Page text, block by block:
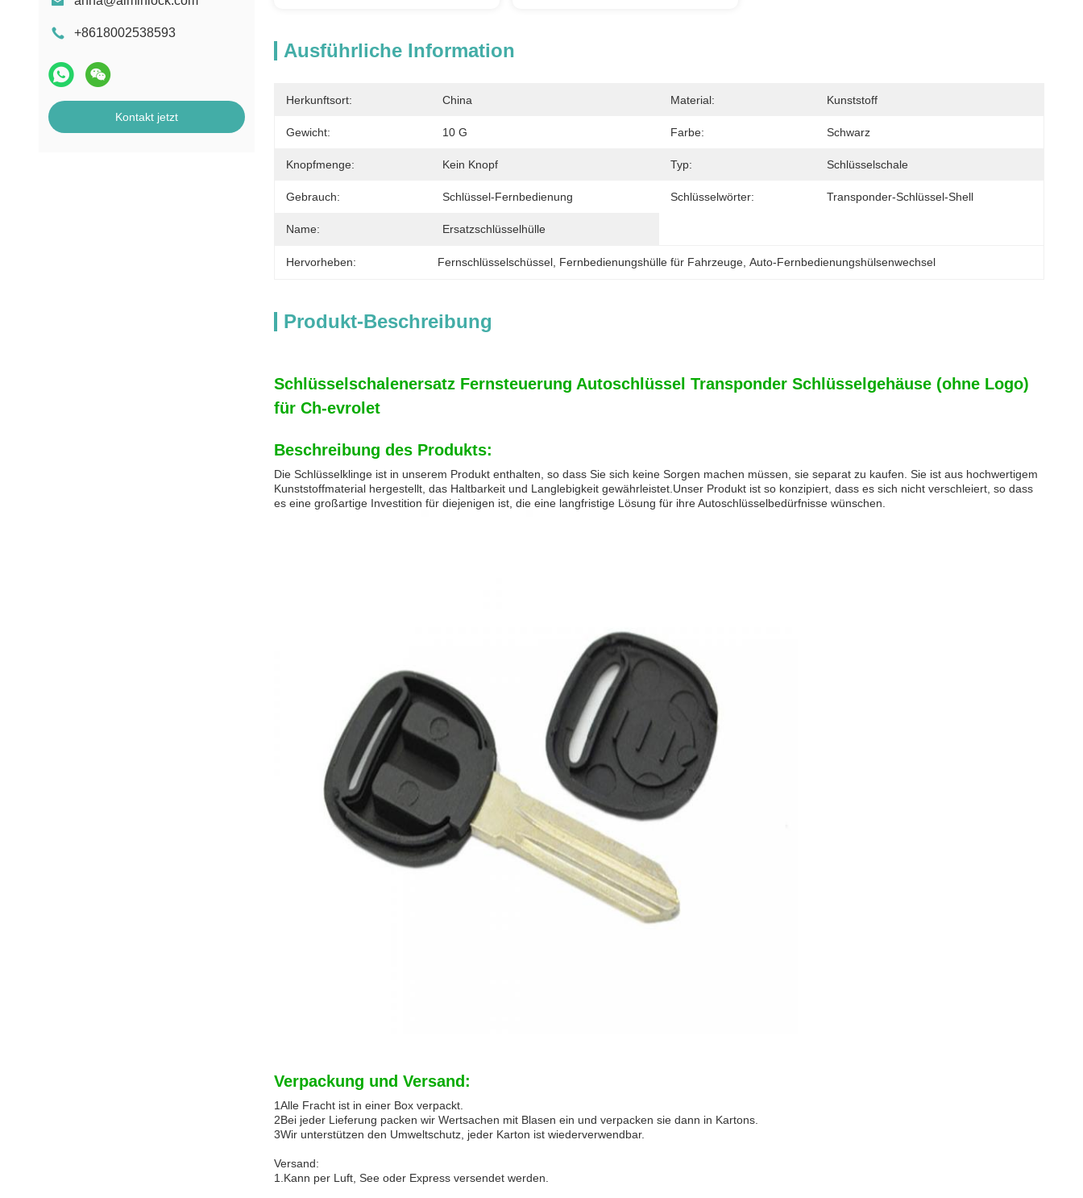
+8618002538593
Kontakt jetzt
Ausführliche Information
Herkunftsort: China Material: Kunststoff
Gewicht: 10 G Farbe: Schwarz
Knopfmenge: Kein Knopf Typ: Schlüsselschale
Gebrauch: Schlüssel-Fernbedienung Schlüsselwörter: Transponder-Schlüssel-Shell
Name: Ersatzschlüsselhülle
Hervorheben: Fernschlüsselschüssel Fernbedienungshülle für Fahrzeuge , Auto-Fernbedienungshülsenwechsel
Produkt-Beschreibung
Schlüsselschalenersatz Fernsteuerung Autoschlüssel Transponder Schlüsselgehäuse (ohne Logo)
für Ch-evrolet
Beschreibung des Produkts:
Die Schlüsselklinge ist in unserem Produkt enthalten, so dass Sie sich keine Sorgen machen müssen, sie separat zu kaufen. Sie ist aus hochwertigem
Kunststoffmaterial hergestellt, das Haltbarkeit und Langlebigkeit gewährleistet.Unser Produkt ist so konzipiert, dass es sich nicht verschleiert, so dass
es eine großartige Investition für diejenigen ist, die eine langfristige Lösung für ihre Autoschlüsselbedürfnisse wünschen.
Verpackung und Versand:
1Alle Fracht ist in einer Box verpackt.
2Bei jeder Lieferung packen wir Wertsachen mit Blasen ein und verpacken sie dann in Kartons.
3Wir unterstützen den Umweltschutz, jeder Karton ist wiederverwendbar.
Versand:
1.Kann per Luft, See oder Express versendet werden.